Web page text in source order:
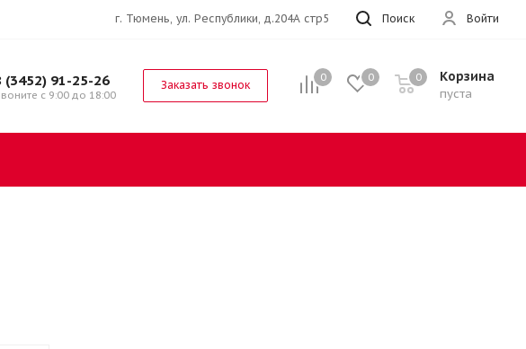
Войти
Поиск
г. Тюмень, ул. Республики, д.204А стр5
0 0 Корзина
пуста
0
(3452) 91-25-26
с 9:00 до 18:00
Заказать звонок